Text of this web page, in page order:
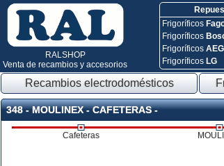
RALSHOP
Venta de recambios y accesorios
Frigoríficos
Frigoríficos
FrigoríficosAEG
Frigoríficos LG
Recambios electrodomésticos
348 - MOULINEX - CAFETERAS -
Cafeteras